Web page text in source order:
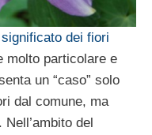
significato dei fiori
molto particolare e
un “caso” solo
dal comune, ma
del